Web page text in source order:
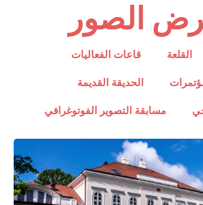
الصور
القلعة قاعات الفعاليات
الحديقة القديمة
مسابقة التصوير الفوتوغرافي